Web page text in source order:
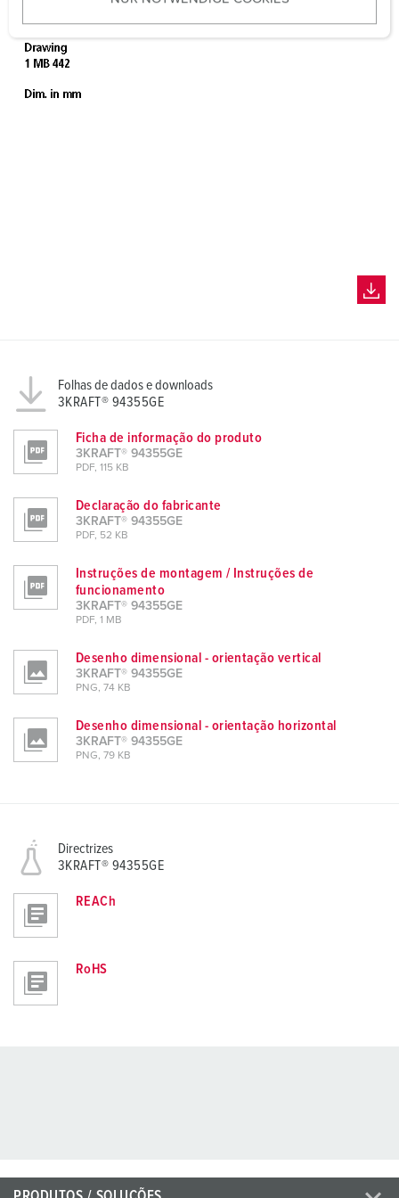
w
a
h
l
Folhas de dados e downloads
3KRAFT® 94355GE
Ficha de informação do produto
3KRAFT® 94355GE
PDF, 115 KB
Declaração do fabricante
3KRAFT® 94355GE
PDF, 52 KB
Instruções de montagem / Instruções de
funcionamento
3KRAFT® 94355GE
PDF, 1 MB
Desenho dimensional - orientação vertical
3KRAFT® 94355GE
PNG, 74 KB
Desenho dimensional - orientação horizontal
3KRAFT® 94355GE
PNG, 79 KB
Directrizes
3KRAFT® 94355GE
REACh
RoHS